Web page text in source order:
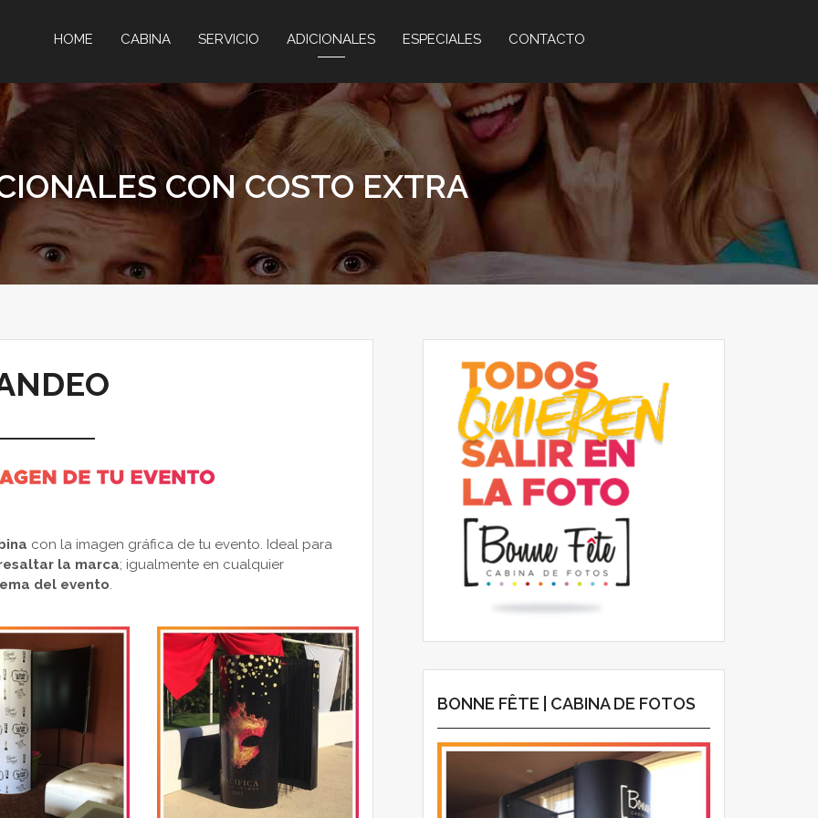
HOME CABINA SERVICIO ADICIONALES ESPECIALES CONTACTO
CON COSTO EXTRA
con la imagen gráfica de tu evento. Ideal para
la marca; igualmente en cualquier
del evento.
BONNE FÊTE | CABINA DE FOTOS